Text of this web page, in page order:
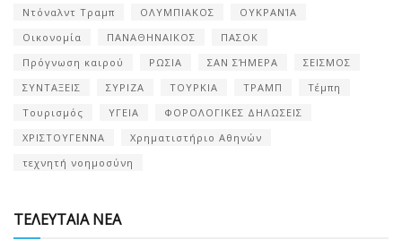
Ντόναλντ Τραμπ
ΟΛΥΜΠΙΑΚΟΣ
ΟΥΚΡΑΝΊΑ
Οικονομία
ΠΑΝΑΘΗΝΑΙΚΟΣ
ΠΑΣΟΚ
Πρόγνωση καιρού
ΡΩΣΙΑ ΣΑΝ ΣΉΜΕΡΑ
ΣΕΙΣΜΟΣ
ΣΥΝΤΑΞΕΙΣ
ΣΥΡΙΖΑ ΤΟΥΡΚΙΑ ΤΡΑΜΠ
Τέμπη
Τουρισμός
ΥΓΕΙΑ
ΦΟΡΟΛΟΓΙΚΕΣ ΔΗΛΩΣΕΙΣ
ΧΡΙΣΤΟΥΓΕΝΝΑ
Χρηματιστήριο Αθηνών
τεχνητή νοημοσύνη
ΤΕΛΕΥΤΑΙΑ ΝΕΑ